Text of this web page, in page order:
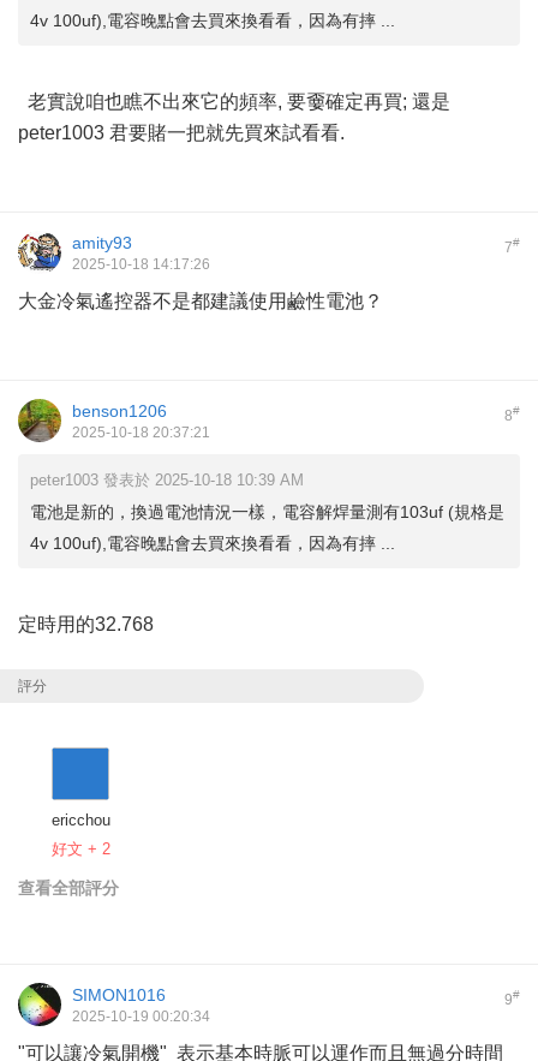
4v 100uf),電容晚點會去買來換看看，因為有摔 ...
老實說咱也瞧不出來它的頻率, 要嫑確定再買; 還是
peter1003 君要賭一把就先買來試看看.
7#
amity93
2025-10-18 14:17:26
大金冷氣遙控器不是都建議使用鹼性電池？
8#
benson1206
2025-10-18 20:37:21
peter1003 發表於 2025-10-18 10:39 AM
電池是新的，換過電池情況一樣，電容解焊量測有103uf (規格是
4v 100uf),電容晚點會去買來換看看，因為有摔 ...
定時用的32.768
評分
ericchou
好文 + 2
查看全部評分
9#
SIMON1016
2025-10-19 00:20:34
"可以讓冷氣開機" 表示基本時脈可以運作而且無過分時間